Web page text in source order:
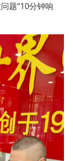
题“10分钟响